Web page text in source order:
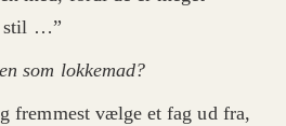
stil …”
som lokkemad?
fremmest vælge et fag ud fra,